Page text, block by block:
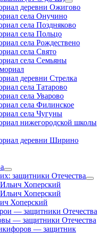
открыть
меню
деревни Ожигово
села Онучино
села Поздняково
села Польцо
села Рождествено
села Свято
села Семьяны
деревни Стрелка
села Татарово
села Уварово
села Филинское
села Чугуны
нижегородской школы
деревни Ширино
открыть
меню
защитники Отечества
Хоперский
Хоперский
Хоперский
— защитники Отечества
— защитники Отечества
— защитник